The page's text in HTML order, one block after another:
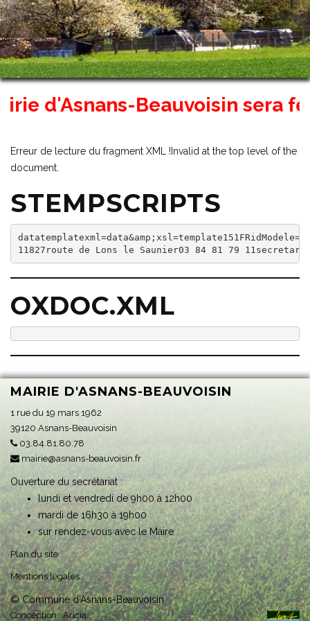
d'Asnans-Beauvoisin sera
Erreur de lecture du fragment XML !Invalid at the top level of the
document.
STEMPSCRIPTS
11827route de Lons le Saunier03 84 81 79
OXDOC.XML
MAIRIE D'ASNANS-BEAUVOISIN
1 rue du 19 mars 1962
39120 Asnans-Beauvoisin
03.84.81.80.78
mairie@asnans-beauvoisin.fr
Ouverture du secrétariat :
lundi et vendredi de 9h00 à 12h00
mardi de 16h30 à 19h00
sur rendez-vous avec le Maire
Plan du site
Mentions légales
© Commune d'Asnans-Beauvoisin
Conception :Aricia